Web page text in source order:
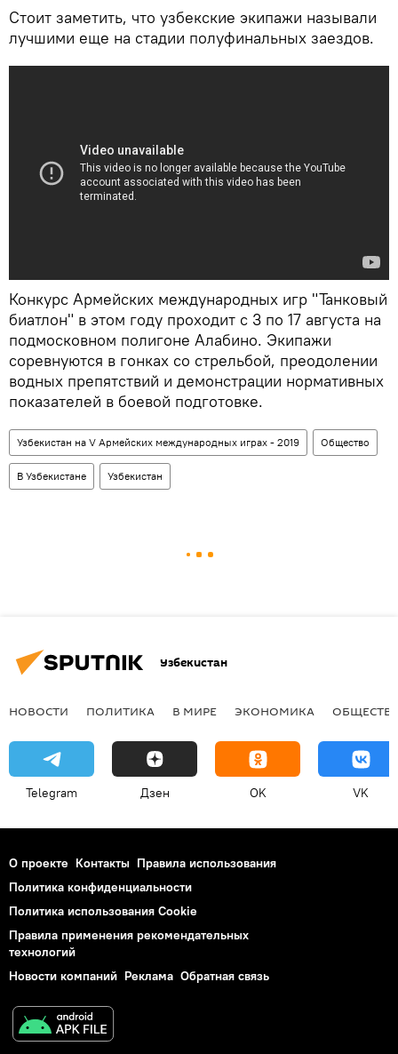
Стоит заметить, что узбекские экипажи называли
лучшими еще на стадии полуфинальных заездов.
Конкурс Армейских международных игр "Танковый
биатлон" в этом году проходит с 3 по 17 августа на
подмосковном полигоне Алабино. Экипажи
соревнуются в гонках со стрельбой, преодолении
водных препятствий и демонстрации нормативных
показателей в боевой подготовке.
Узбекистан на V Армейских международных играх - 2019 Общество
В Узбекистане Узбекистан
Узбекистан
НОВОСТИ ПОЛИТИКА В МИРЕ ЭКОНОМИКА
Telegram Дзен OK VK
О проекте Контакты Правила использования
Политика конфиденциальности
Политика использования Cookie
Правила применения рекомендательных
технологий
Новости компаний Реклама Обратная связь